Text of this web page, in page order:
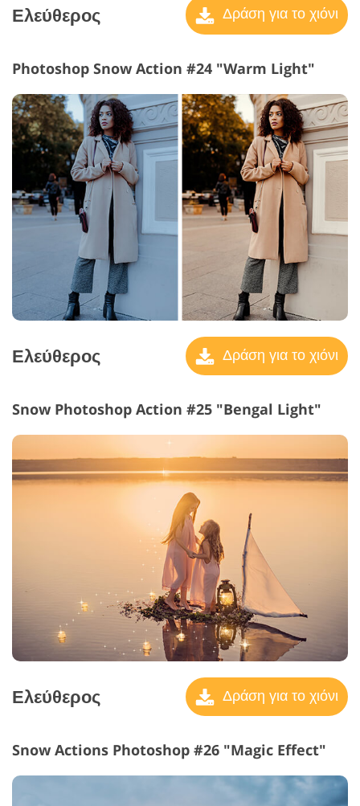
Ελεύθερος Δράση για το χιόνι
Photoshop Snow Action #24 "Warm Light"
Ελεύθερος Δράση για το χιόνι
Snow Photoshop Action #25 "Bengal Light"
Ελεύθερος Δράση για το χιόνι
Snow Actions Photoshop #26 "Magic Effect"